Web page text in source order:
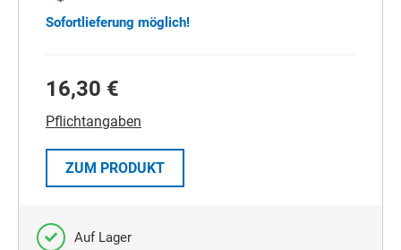
Sofortlieferung möglich!
16,30 €
Pflichtangaben
ZUM PRODUKT
Auf Lager